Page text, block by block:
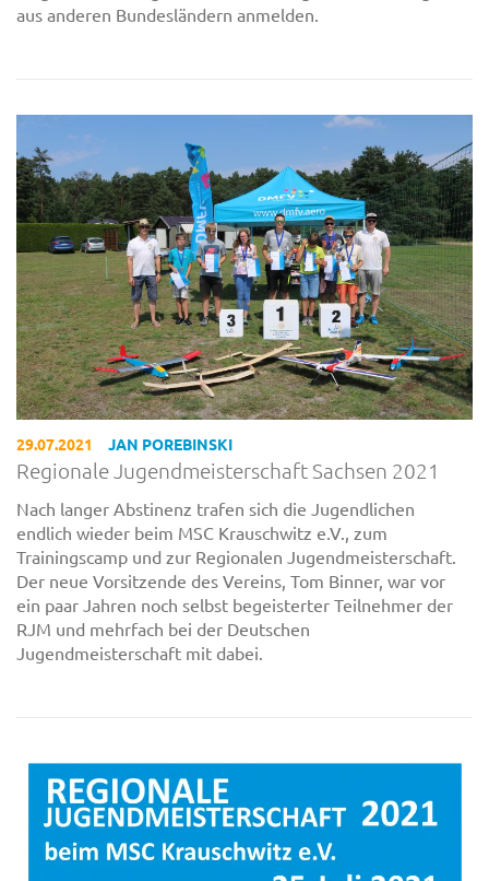
aus anderen Bundesländern anmelden.
29.07.2021 JAN POREBINSKI
Regionale Jugendmeisterschaft Sachsen 2021
Nach langer Abstinenz trafen sich die Jugendlichen
endlich wieder beim MSC Krauschwitz e.V., zum
Trainingscamp und zur Regionalen Jugendmeisterschaft.
Der neue Vorsitzende des Vereins, Tom Binner, war vor
ein paar Jahren noch selbst begeisterter Teilnehmer der
RJM und mehrfach bei der Deutschen
Jugendmeisterschaft mit dabei.